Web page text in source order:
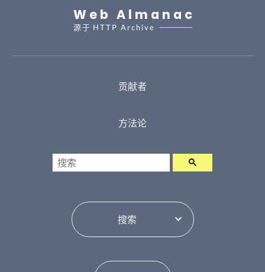
Web Almanac
源于 HTTP Archive
贡献者
方法论
搜索
目录切换